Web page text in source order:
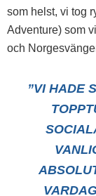
som helst, vi tog
Adventure) som
och
”VI HADE